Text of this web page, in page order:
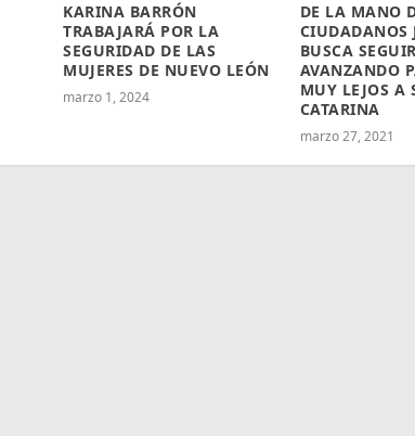
KARINA BARRÓN
TRABAJARÁ POR LA
SEGURIDAD DE LAS
MUJERES DE NUEVO LEÓN
marzo 1, 2024
DE LA MANO
CIUDADANOS
BUSCA SEGUIR
AVANZANDO
MUY LEJOS A
CATARINA
marzo 27, 2021